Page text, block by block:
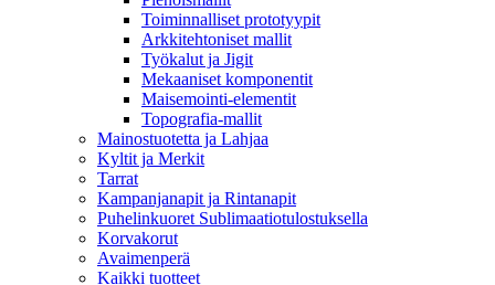
Toiminnalliset prototyypit
Arkkitehtoniset mallit
Työkalut ja Jigit
Mekaaniset komponentit
Maisemointi-elementit
Topografia-mallit
Mainostuotetta ja Lahjaa
Kyltit ja Merkit
Tarrat
Kampanjanapit ja Rintanapit
Puhelinkuoret Sublimaatiotulostuksella
Korvakorut
Avaimenperä
Kaikki tuotteet